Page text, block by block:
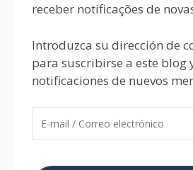
receber notificações de
Introduzca su dirección de
para suscribirse a este blog
notificaciones de nuevos